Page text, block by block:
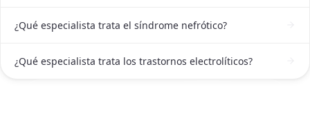
¿Qué especialista trata el síndrome nefrótico?
¿Qué especialista trata los trastornos electrolíticos?